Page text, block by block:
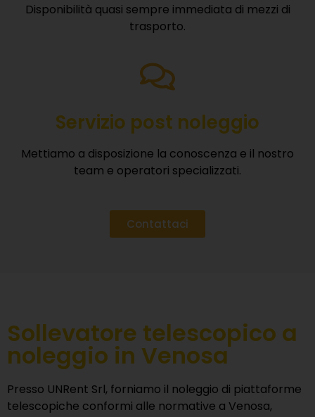
Disponibilità quasi sempre immediata di mezzi di
trasporto.
Servizio post noleggio
Mettiamo a disposizione la conoscenza e il nostro
team e operatori specializzati.
Contattaci
Sollevatore telescopico a
noleggio in Venosa
Presso UNRent Srl, forniamo il noleggio di piattaforme
telescopiche conformi alle normative a Venosa,